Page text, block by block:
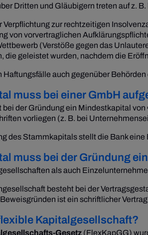
Dritten und Gläubigern treten auf z. B.
Verpflichtung zur rechtzeitigen
von vorvertraglichen
(Verstöße gegen das
die geleistet wurden, nachdem die
Haftungsfälle auch gegenüber
muss bei einer GmbH
bei der Gründung ein Mindestkapital
vorliegen (z. B. bei
des Stammkapitals stellt die Bank
muss bei der Gründung
als auch
besteht bei der
ist ein schriftlicher
Kapitalgesellschaft?
Gesetz (FlexKapGG)